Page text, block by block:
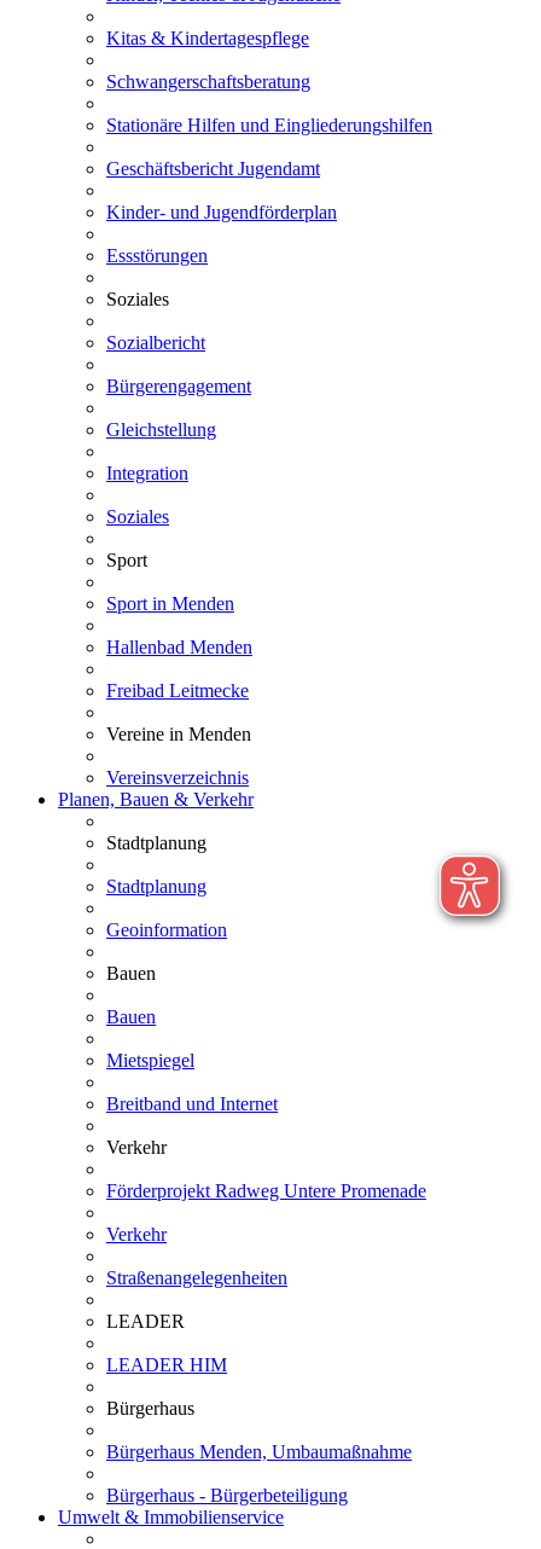
Kitas & Kindertagespflege
Schwangerschaftsberatung
Stationäre Hilfen und Eingliederungshilfen
Geschäftsbericht Jugendamt
Kinder- und Jugendförderplan
Essstörungen
Soziales
Sozialbericht
Bürgerengagement
Gleichstellung
Integration
Soziales
Sport
Sport in Menden
Hallenbad Menden
Freibad Leitmecke
Vereine in Menden
Vereinsverzeichnis
Planen, Bauen & Verkehr
Stadtplanung
Stadtplanung
Geoinformation
Bauen
Bauen
Mietspiegel
Breitband und Internet
Verkehr
Förderprojekt Radweg Untere Promenade
Verkehr
Straßenangelegenheiten
LEADER
LEADER HIM
Bürgerhaus
Bürgerhaus Menden, Umbaumaßnahme
Bürgerhaus - Bürgerbeteiligung
Umwelt & Immobilienservice